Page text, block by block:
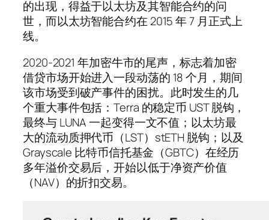
的出现，得益于以太坊及其智能合约的问
世，而以太坊智能合约在 2015 年 7 月正式上
线。
2020-2021 年加密牛市的尾声，标志着加密
借贷市场开始进入一段动荡的 18 个月，期间
该市场受到破产事件的困扰。此时发生的几
个重大事件包括：Terra 的稳定币 UST 脱钩，
最终与 LUNA 一起变得一文不值；以太坊最
大的流动质押代币（LST）stETH 脱钩；以及
Grayscale 比特币信托基金（GBTC）在经历
多年溢价交易后，开始以低于净资产价值
（NAV）的折扣交易。